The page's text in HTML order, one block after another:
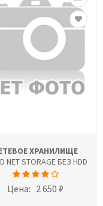
ХРАНИЛИЩЕ
NET STORAGE БЕЗ HDD
Цена: 2 650 ₽